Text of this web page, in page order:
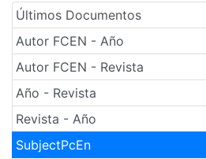
Últimos Documentos
Autor FCEN - Año
Autor FCEN - Revista
Año - Revista
Revista - Año
SubjectPcEn